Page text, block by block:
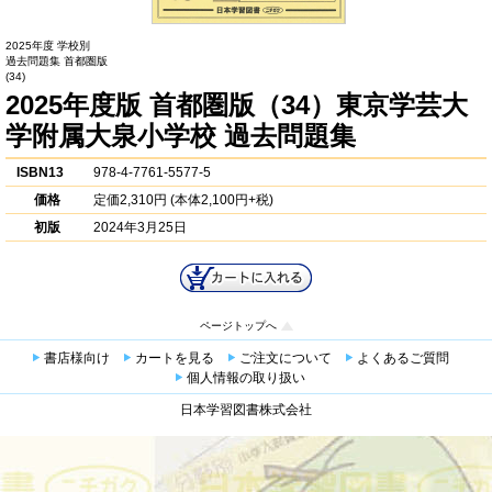
2025年度 学校別
過去問題集 首都圏版
(34)
2025年度版 首都圏版（34）東京学芸大
学附属大泉小学校 過去問題集
ISBN13
978-4-7761-5577-5
価格
定価2,310円 (本体2,100円+税)
初版
2024年3月25日
ページトップへ
書店様向け カートを見る ご注文について
よくあるご質問
個人情報の取り扱い
日本学習図書株式会社